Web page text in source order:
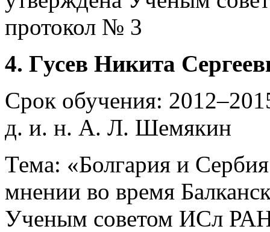
протокол № 3
4. Гусев Никита
Срок обучения:
д. и. н. А. Л. Шемякин
Тема: «Болгария и
мнении во время
Ученым советом ИСл